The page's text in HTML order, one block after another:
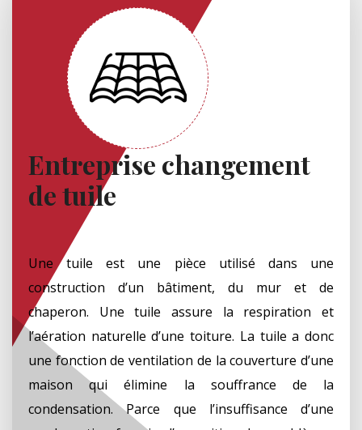
Entreprise changement
de tuile
Une tuile est une pièce utilisé dans une
construction d’un bâtiment, du mur et de
chaperon. Une tuile assure la respiration et
l’aération naturelle d’une toiture. La tuile a donc
une fonction de ventilation de la couverture d’une
maison qui élimine la souffrance de la
condensation. Parce que l’insuffisance d’une